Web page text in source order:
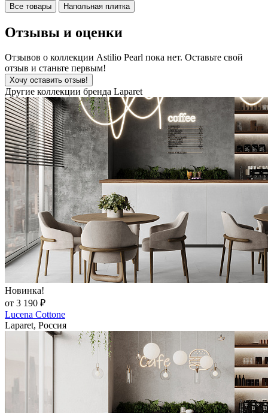
Все товары Напольная плитка
Отзывы и оценки
Отзывов о коллекции Astilio Pearl пока нет. Оставьте свой
отзыв и станьте первым!
Хочу оставить отзыв!
Другие коллекции бренда Laparet
Новинка!
от 3 190 ₽
Lucena Cottone
Laparet, Россия